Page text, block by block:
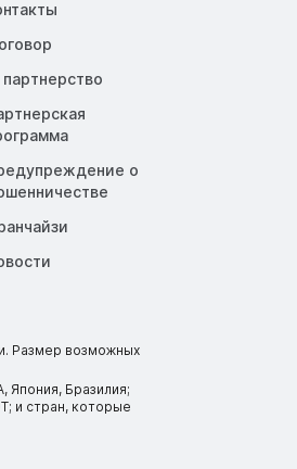
партнерство
о
Размер возможных
Япония, Бразилия;
и стран, которые